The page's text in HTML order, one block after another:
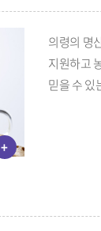
+
의령의 명
지원하고
믿을 수 있